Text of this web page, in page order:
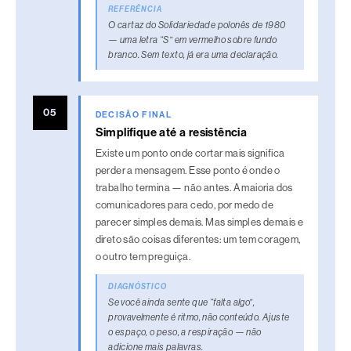
a
REFERÊNCIA
O cartaz do Solidariedade polonês de 1980
— uma letra “S” em vermelho sobre fundo
branco. Sem texto, já era uma declaração.
05 DECISÃO FINAL
Simplifique até a resistência
Existe um ponto onde cortar mais significa
perder a mensagem. Esse ponto é onde o
trabalho termina — não antes. A maioria dos
comunicadores para cedo, por medo de
parecer simples demais. Mas simples demais e
direto são coisas diferentes: um tem coragem,
o outro tem preguiça.
DIAGNÓSTICO
Se você ainda sente que “falta algo”,
provavelmente é ritmo, não conteúdo. Ajuste
o espaço, o peso, a respiração — não
adicione mais palavras.